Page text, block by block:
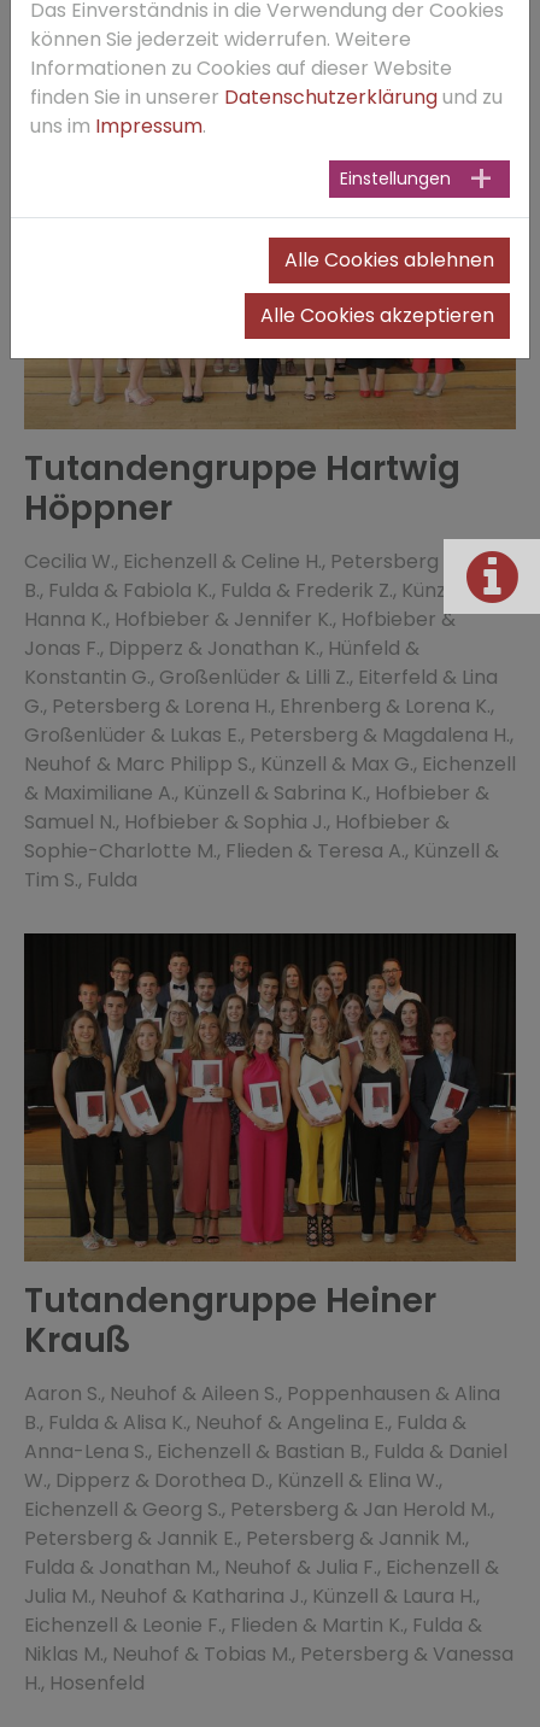
& Michel I., Petersberg & Muriel H., Fulda & Paul I.,
Petersberg & Selina H., Petersberg
Tutandengruppe Hartwig
Höppner
Cecilia W., Eichenzell & Celine H., Petersberg & Eric
B., Fulda & Fabiola K., Fulda & Frederik Z., Künzell &
Hanna K., Hofbieber & Jennifer K., Hofbieber &
Jonas F., Dipperz & Jonathan K., Hünfeld &
Konstantin G., Großenlüder & Lilli Z., Eiterfeld & Lina
G., Petersberg & Lorena H., Ehrenberg & Lorena K.,
Großenlüder & Lukas E., Petersberg & Magdalena H.,
Neuhof & Marc Philipp S., Künzell & Max G., Eichenzell
& Maximiliane A., Künzell & Sabrina K., Hofbieber &
Samuel N., Hofbieber & Sophia J., Hofbieber &
Sophie-Charlotte M., Flieden & Teresa A., Künzell &
Tim S., Fulda
Tutandengruppe Heiner
Krauß
Aaron S., Neuhof & Aileen S., Poppenhausen & Alina
B., Fulda & Alisa K., Neuhof & Angelina E., Fulda &
Anna-Lena S., Eichenzell & Bastian B., Fulda & Daniel
W., Dipperz & Dorothea D., Künzell & Elina W.,
Eichenzell & Georg S., Petersberg & Jan Herold M.,
Petersberg & Jannik E., Petersberg & Jannik M.,
Fulda & Jonathan M., Neuhof & Julia F., Eichenzell &
Julia M., Neuhof & Katharina J., Künzell & Laura H.,
Eichenzell & Leonie F., Flieden & Martin K., Fulda &
Niklas M., Neuhof & Tobias M., Petersberg & Vanessa
H., Hosenfeld
Das Einverständnis in die Verwendung der Cookies
können Sie jederzeit widerrufen. Weitere
Informationen zu Cookies auf dieser Website
finden Sie in unserer Datenschutzerklärungund zu
uns im Impressum.
Einstellungen
Alle Cookies ablehnen
Alle Cookies akzeptieren